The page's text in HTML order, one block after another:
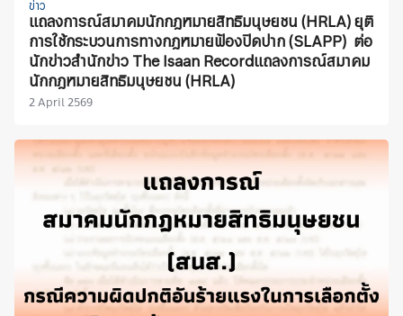
ข่าว
แถลงการณ์สมาคมนักกฎหมายสิทธิมนุษยชน (HRLA) ยุติ
การใช้กระบวนการทางกฎหมายฟ้องปิดปาก (SLAPP) ต่อ
นักข่าวสำนักข่าว The Isaan Recordแถลงการณ์สมาคม
นักกฎหมายสิทธิมนุษยชน (HRLA)
2 April 2569